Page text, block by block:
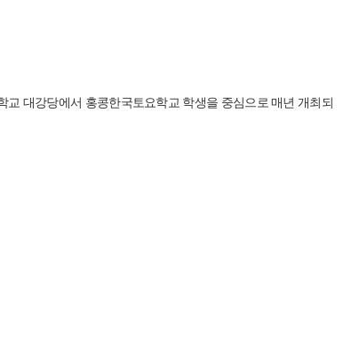
대강당에서 홍콩한국토요학교 학생을 중심으로 매년 개최되